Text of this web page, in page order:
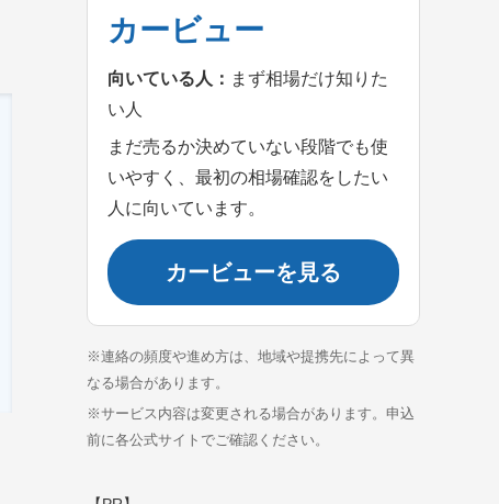
カービュー
向いている人： まず相場だけ知りた
い人
まだ売るか決めていない段階でも使
いやすく、最初の相場確認をしたい
人に向いています。
カービューを見る
※連絡の頻度や進め方は、地域や提携先によって異
なる場合があります。
※サービス内容は変更される場合があります。申込
前に各公式サイトでご確認ください。